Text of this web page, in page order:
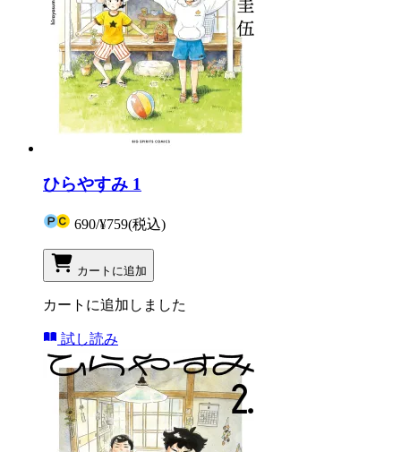
ひらやすみ 1
690/¥759(税込)
カートに追加
カートに追加しました
試し読み